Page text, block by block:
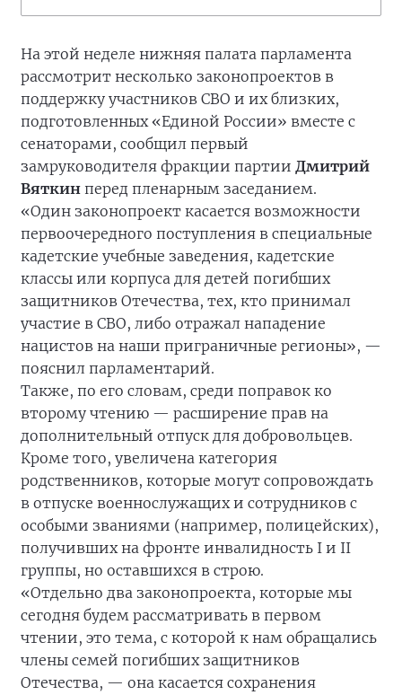
На этой неделе нижняя палата парламента
рассмотрит несколько законопроектов в
поддержку участников СВО и их близких,
подготовленных «Единой России» вместе с
сенаторами, сообщил первый
замруководителя фракции партии Дмитрий
Вяткин перед пленарным заседанием.
«Один законопроект касается возможности
первоочередного поступления в специальные
кадетские учебные заведения, кадетские
классы или корпуса для детей погибших
защитников Отечества, тех, кто принимал
участие в СВО, либо отражал нападение
нацистов на наши приграничные регионы», —
пояснил парламентарий.
Также, по его словам, среди поправок ко
второму чтению — расширение прав на
дополнительный отпуск для добровольцев.
Кроме того, увеличена категория
родственников, которые могут сопровождать
в отпуске военнослужащих и сотрудников с
особыми званиями (например, полицейских),
получивших на фронте инвалидность I и II
группы, но оставшихся в строю.
«Отдельно два законопроекта, которые мы
сегодня будем рассматривать в первом
чтении, это тема, с которой к нам обращались
члены семей погибших защитников
Отечества, — она касается сохранения